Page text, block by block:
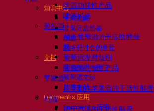
知识中心
专家见解
常见问题解答
视频
网络研讨会的录音
文档
啤酒技巧与窍门
葡萄酒文献
烈酒文献
Fermentis 应用
Fermentis 应用
啤酒功能性产品
啤酒风格
葡萄酒
用于葡萄酒的干活性酵母
酶
葡萄酒发酵助剂
葡萄酒功能性产品
苹果酒
用于制作苹果酒的干活性酵母
烈酒